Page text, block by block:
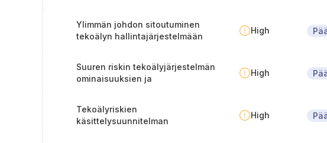
Ylimmän johdon sitoutuminen
tekoälyn hallintajärjestelmään
High
Suuren riskin tekoälyjärjestelmän
ominaisuuksien ja
High
Tekoälyriskien
käsittelysuunnitelman
High